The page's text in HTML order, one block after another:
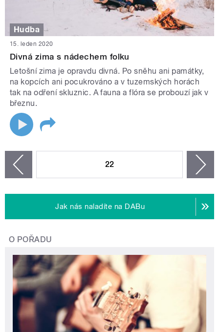
Hudba
15. leden 2020
Divná zima s nádechem folku
Letošní zima je opravdu divná. Po sněhu ani památky,
na kopcích ani pocukrováno a v tuzemských horách
tak na odření skluznic. A fauna a flóra se probouzí jak v
březnu.
22
Jak nás naladíte na DABu
O POŘADU